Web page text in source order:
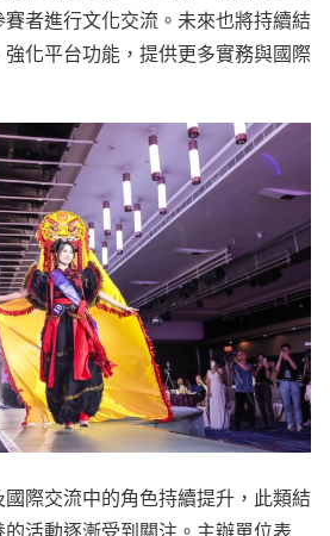
者進行文化交流。未來也將持續結
化平台功能，提供更多實務與國際
際交流中的角色持續提升，此類結
活動逐漸受到關注。主辦單位表